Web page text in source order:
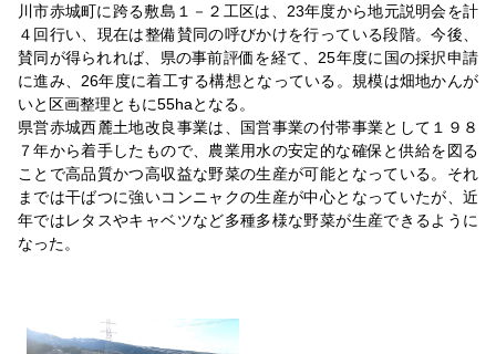
川市赤城町に跨る敷島１－２工区は、23年度から地元説明会を計
４回行い、現在は整備賛同の呼びかけを行っている段階。今後、
賛同が得られれば、県の事前評価を経て、25年度に国の採択申請
に進み、26年度に着工する構想となっている。規模は畑地かんが
いと区画整理ともに55haとなる。
県営赤城西麓土地改良事業は、国営事業の付帯事業として１９８
７年から着手したもので、農業用水の安定的な確保と供給を図る
ことで高品質かつ高収益な野菜の生産が可能となっている。それ
までは干ばつに強いコンニャクの生産が中心となっていたが、近
年ではレタスやキャベツなど多種多様な野菜が生産できるように
なった。